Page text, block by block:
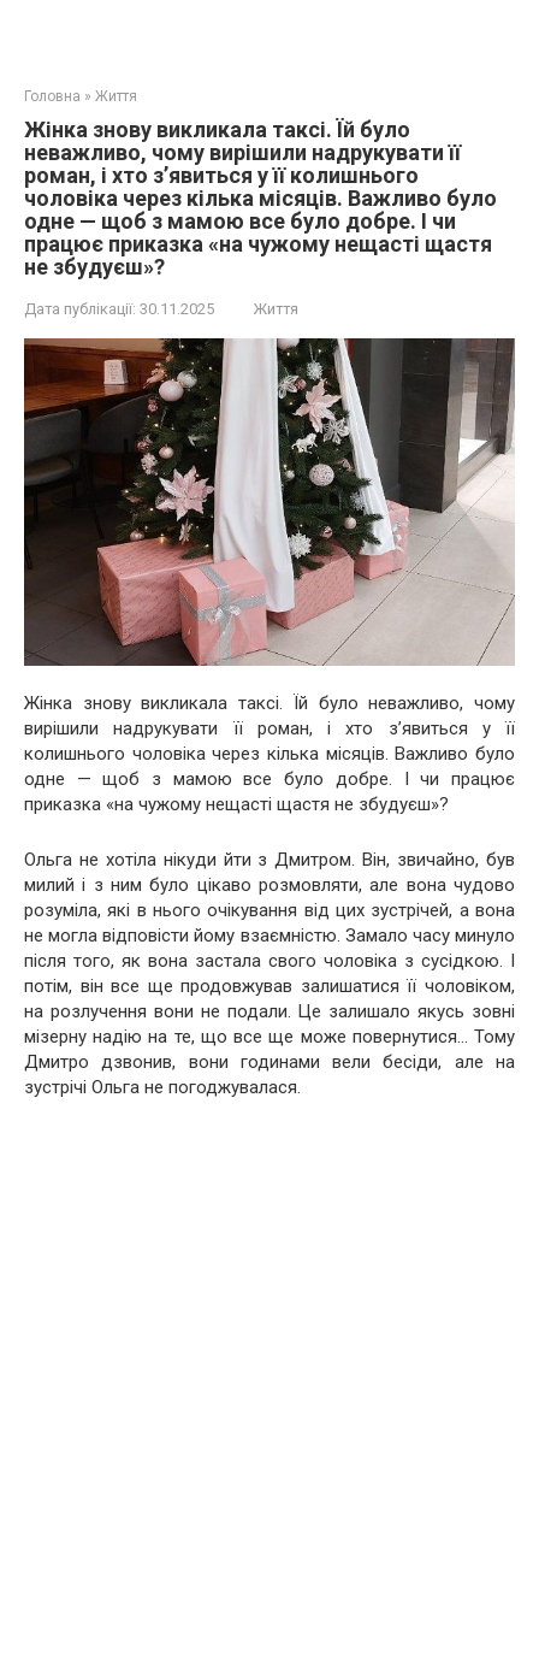
Головна » Життя
Жінка знову викликала таксі. Їй було
неважливо, чому вирішили надрукувати її
роман, і хто з’явиться у її колишнього
чоловіка через кілька місяців. Важливо було
одне — щоб з мамою все було добре. І чи
працює приказка «на чужому нещасті щастя
не збудуєш»?
Дата публікації: 30.11.2025 Життя
Жінка знову викликала таксі. Їй було неважливо, чому
вирішили надрукувати її роман, і хто з’явиться у її
колишнього чоловіка через кілька місяців. Важливо було
одне — щоб з мамою все було добре. І чи працює
приказка «на чужому нещасті щастя не збудуєш»?
Ольга не хотіла нікуди йти з Дмитром. Він, звичайно, був
милий і з ним було цікаво розмовляти, але вона чудово
розуміла, які в нього очікування від цих зустрічей, а вона
не могла відповісти йому взаємністю. Замало часу минуло
після того, як вона застала свого чоловіка з сусідкою. І
потім, він все ще продовжував залишатися її чоловіком,
на розлучення вони не подали. Це залишало якусь зовні
мізерну надію на те, що все ще може повернутися… Тому
Дмитро дзвонив, вони годинами вели бесіди, але на
зустрічі Ольга не погоджувалася.